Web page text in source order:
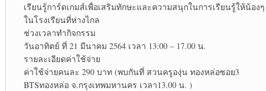
เรียนรู้การ์ดเกมส์เพื่อเสริมทักษะและความสนุกในการเรียนรู้ให้น้องๆ
ในโรงเรียนที่ห่างไกล
ช่วงเวลาทำกิจกรรม
วันอาทิตย์ ที่ 21 มีนาคม 2564 เวลา 13:00 – 17.00 น.
รายละเอียดค่าใช้จ่าย
ค่าใช้จ่ายคนละ 290 บาท (พบกันที่ สวนครูองุ่น ทองหล่อซอย3
BTSทองหล่อ จ.กรุงเทพมหานคร เวลา13.00 น. )